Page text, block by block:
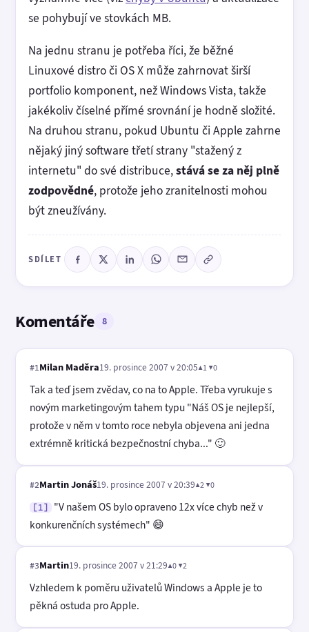
se pohybují ve stovkách MB.
Na jednu stranu je potřeba říci, že běžné
Linuxové distro či OS X může zahrnovat širší
portfolio komponent, než Windows Vista, takže
jakékoliv číselné přímé srovnání je hodně složité.
Na druhou stranu, pokud Ubuntu či Apple zahrne
nějaký jiný software třetí strany "stažený z
internetu" do své distribuce,stává se za něj plně
zodpovědné, protože jeho zranitelnosti mohou
být zneužívány.
SDÍLET
Komentáře 8
#1Milan Maděra19. prosince 2007 v 20:05▲1 ▼0
Tak a teď jsem zvědav, co na to Apple. Třeba vyrukuje s
novým marketingovým tahem typu "Náš OS je nejlepší,
protože v něm v tomto roce nebyla objevena ani jedna
extrémně kritická bezpečnostní chyba..." 🙂
#2Martin Jonáš19. prosince 2007 v 20:39▲2 ▼0
[1]
"V našem OS bylo opraveno 12x více chyb než v
konkurenčních systémech" 😄
#3Martin19. prosince 2007 v 21:29▲0 ▼2
Vzhledem k poměru uživatelů Windows a Apple je to
pěkná ostuda pro Apple.